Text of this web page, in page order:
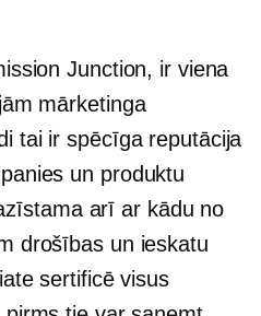
Junction, ir viena
mārketinga
tai ir spēcīga reputācija
un produktu
arī ar kādu no
drošības un ieskatu
sertificē visus